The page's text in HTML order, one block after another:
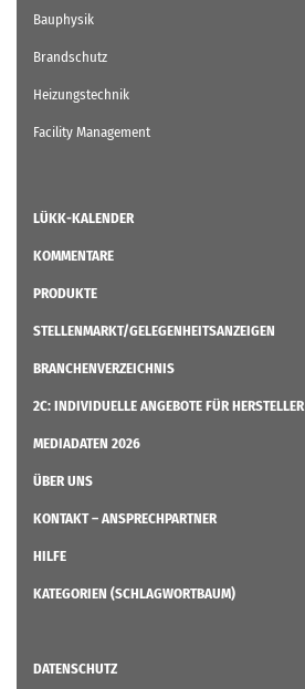
Bauphysik
Brandschutz
Heizungstechnik
Facility Management
LÜKK-KALENDER
KOMMENTARE
PRODUKTE
STELLENMARKT/GELEGENHEITSANZEIGEN
BRANCHENVERZEICHNIS
2C: INDIVIDUELLE ANGEBOTE FÜR HERSTELLER
MEDIADATEN 2026
ÜBER UNS
KONTAKT – ANSPRECHPARTNER
HILFE
KATEGORIEN (SCHLAGWORTBAUM)
DATENSCHUTZ